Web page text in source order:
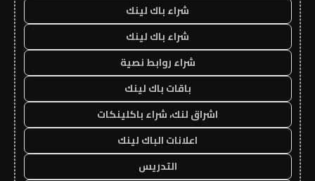
شراء باك لينك
شراء باك لينك
شراء روابط نصية
باقات باك لينك
اشراق لنك، شراء باكلينكات
اعلانات الباك لينك
التدريس